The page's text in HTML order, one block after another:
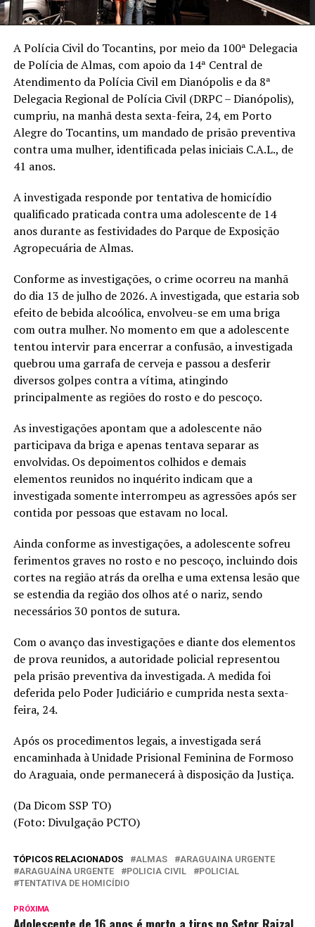
A Polícia Civil do Tocantins, por meio da 100ª Delegacia
de Polícia de Almas, com apoio da 14ª Central de
Atendimento da Polícia Civil em Dianópolis e da 8ª
Delegacia Regional de Polícia Civil (DRPC – Dianópolis),
cumpriu, na manhã desta sexta-feira, 24, em Porto
Alegre do Tocantins, um mandado de prisão preventiva
contra uma mulher, identificada pelas iniciais C.A.L., de
41 anos.
A investigada responde por tentativa de homicídio
qualificado praticada contra uma adolescente de 14
anos durante as festividades do Parque de Exposição
Agropecuária de Almas.
Conforme as investigações, o crime ocorreu na manhã
do dia 13 de julho de 2026. A investigada, que estaria sob
efeito de bebida alcoólica, envolveu-se em uma briga
com outra mulher. No momento em que a adolescente
tentou intervir para encerrar a confusão, a investigada
quebrou uma garrafa de cerveja e passou a desferir
diversos golpes contra a vítima, atingindo
principalmente as regiões do rosto e do pescoço.
As investigações apontam que a adolescente não
participava da briga e apenas tentava separar as
envolvidas. Os depoimentos colhidos e demais
elementos reunidos no inquérito indicam que a
investigada somente interrompeu as agressões após ser
contida por pessoas que estavam no local.
Ainda conforme as investigações, a adolescente sofreu
ferimentos graves no rosto e no pescoço, incluindo dois
cortes na região atrás da orelha e uma extensa lesão que
se estendia da região dos olhos até o nariz, sendo
necessários 30 pontos de sutura.
Com o avanço das investigações e diante dos elementos
de prova reunidos, a autoridade policial representou
pela prisão preventiva da investigada. A medida foi
deferida pelo Poder Judiciário e cumprida nesta sexta-
feira, 24.
Após os procedimentos legais, a investigada será
encaminhada à Unidade Prisional Feminina de Formoso
do Araguaia, onde permanecerá à disposição da Justiça.
(Da Dicom SSP TO)
(Foto: Divulgação PCTO)
TÓPICOS RELACIONADOS ALMAS
ARAGUAINA URGENTE
ARAGUAÍNA URGENTE
POLICIA CIVIL
POLICIAL
TENTATIVA DE HOMICÍDIO
PRÓXIMA